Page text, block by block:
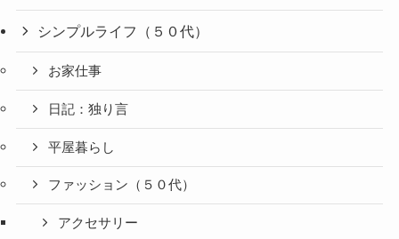
シンプルライフ（５０代）
お家仕事
日記：独り言
平屋暮らし
ファッション（５０代）
アクセサリー